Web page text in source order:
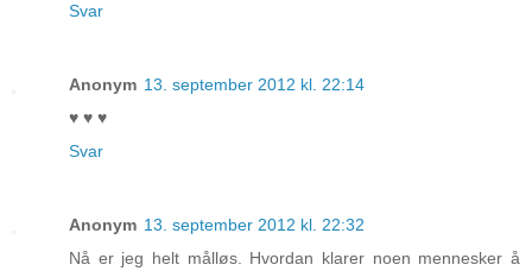
Svar
Anonym 13. september 2012 kl. 22:14
♥ ♥ ♥
Svar
Anonym 13. september 2012 kl. 22:32
Nå er jeg helt målløs. Hvordan klarer noen mennesker å